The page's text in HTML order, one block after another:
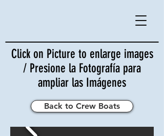
Click on Picture to enlarge images
/ Presione la Fotografía para
ampliar las Imágenes
Back to Crew Boats